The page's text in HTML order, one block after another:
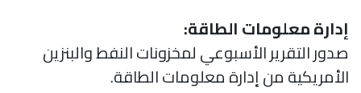
إدارة معلومات الطاقة:
صدور التقرير الأسبوعي لمخزونات النفط والبنزين
الأمريكية من إدارة معلومات الطاقة.